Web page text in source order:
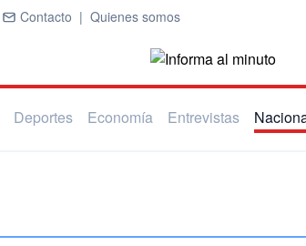
Contacto | Quienes somos
Deportes Economía Entrevistas